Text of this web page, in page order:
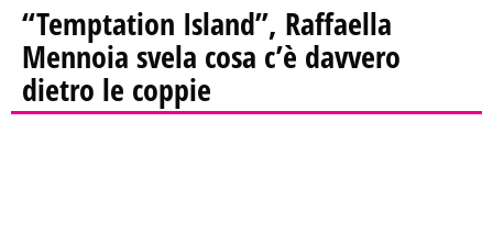
“Temptation Island”, Raffaella
Mennoia svela cosa c’è davvero
dietro le coppie